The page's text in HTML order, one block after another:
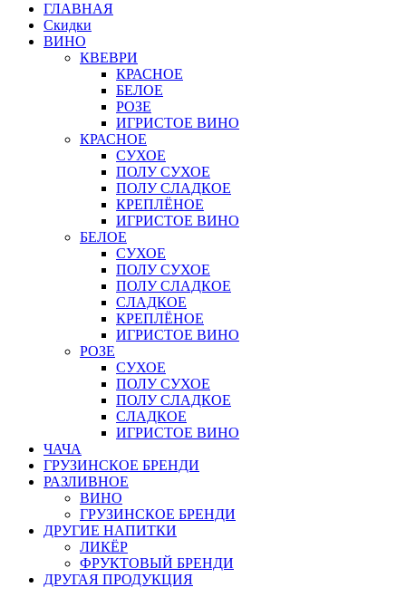
ГЛАВНАЯ
Скидки
ВИНО
КВЕВРИ
КРАСНОЕ
БЕЛОЕ
РОЗЕ
ИГРИСТОЕ ВИНО
КРАСНОЕ
СУХОЕ
ПОЛУ СУХОЕ
ПОЛУ СЛАДКОЕ
КРЕПЛЁНОЕ
ИГРИСТОЕ ВИНО
БЕЛОЕ
СУХОЕ
ПОЛУ СУХОЕ
ПОЛУ СЛАДКОЕ
СЛАДКОЕ
КРЕПЛЁНОЕ
ИГРИСТОЕ ВИНО
РОЗЕ
СУХОЕ
ПОЛУ СУХОЕ
ПОЛУ СЛАДКОЕ
СЛАДКОЕ
ИГРИСТОЕ ВИНО
ЧАЧА
ГРУЗИНСКОЕ БРЕНДИ
РАЗЛИВНОЕ
ВИНО
ГРУЗИНСКОЕ БРЕНДИ
ДРУГИЕ НАПИТКИ
ЛИКЁР
ФРУКТОВЫЙ БРЕНДИ
ДРУГАЯ ПРОДУКЦИЯ